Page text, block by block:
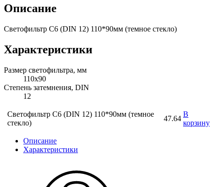
Описание
Светофильтр С6 (DIN 12) 110*90мм (темное стекло)
Характеристики
Размер светофильтра, мм
110х90
Степень затемнения, DIN
12
Светофильтр С6 (DIN 12) 110*90мм (темное
стекло)
47.64
В
корзину
Описание
Характеристики